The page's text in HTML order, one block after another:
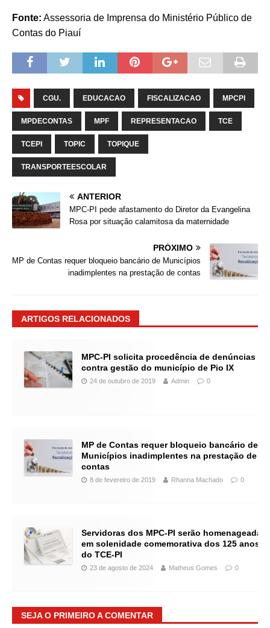
Fonte: Assessoria de Imprensa do Ministério Público de
Contas do Piauí
CGU. EDUCACAO FISCALIZACAO MPCPI
MPDECONTAS MPF REPRESENTACAO TCE
TCEPI TOPIC TOPIQUE
TRANSPORTEESCOLAR
ANTERIOR
MPC-PI pede afastamento do Diretor da Evangelina
Rosa por situação calamitosa da maternidade
PRÓXIMO
MP de Contas requer bloqueio bancário de Municípios
inadimplentes na prestação de contas
ARTIGOS RELACIONADOS
MPC-PI solicita procedência de denúncias
contra gestão do município de Pio IX
24 de outubro de 2019 Admin 0
MP de Contas requer bloqueio bancário de
Municípios inadimplentes na prestação de
contas
8 de fevereiro de 2019 Rhanna Machado 0
Servidoras dos MPC-PI serão homenageadas
em solenidade comemorativa dos 125 anos
do TCE-PI
23 de agosto de 2024 Matheus Gomes 0
SEJA O PRIMEIRO A COMENTAR